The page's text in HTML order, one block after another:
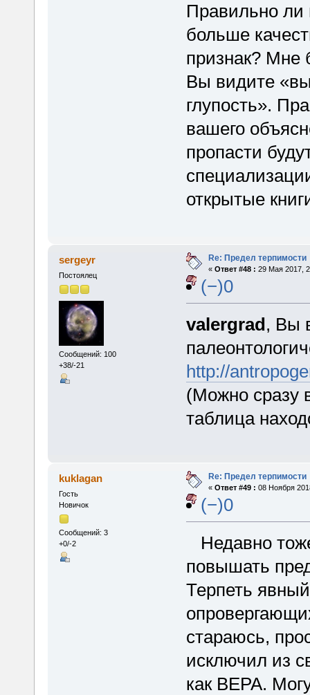
Правильно
больше
признак? Мне
Вы видите
глупость».
вашего
пропасти
открытые
sergeyr
Постоялец
Сообщений: 100
+38/-21
Re: Предел терпимости
« Ответ #48 : 29 Мая 2017,
(−)0
valergrad, Вы
http://
(Можно сразу
таблица
kuklagan
Гость
Новичок
Сообщений: 3
+0/-2
Re: Предел терпимости
« Ответ #49 : 08 Ноября
(−)0
Недавно
повышать
Терпеть
стараюсь,
исключил из
как ВЕРА.